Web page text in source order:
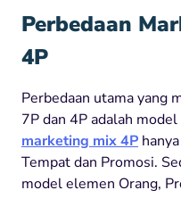
Perbedaan
4P
Perbedaan utama yang
7P dan 4P adalah
marketing mix 4P
Tempat dan Promosi.
model elemen Orang,